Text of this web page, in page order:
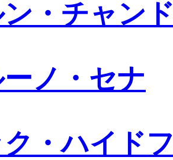
ン・チャン
ノ・セナ
ク・ハイド